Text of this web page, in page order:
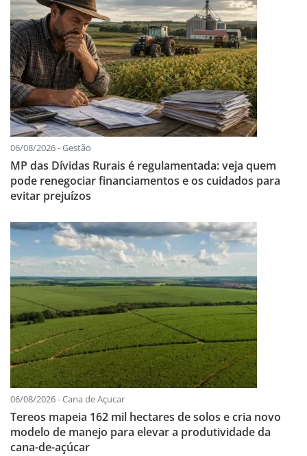
06/08/2026 - Gestão
MP das Dívidas Rurais é regulamentada: veja quem
pode renegociar financiamentos e os cuidados para
evitar prejuízos
06/08/2026 - Cana de Açucar
Tereos mapeia 162 mil hectares de solos e cria novo
modelo de manejo para elevar a produtividade da
cana-de-açúcar